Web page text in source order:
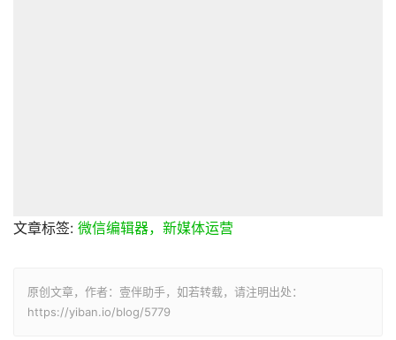
文章标签: 微信编辑器，新媒体运营
原创文章，作者：壹伴助手，如若转载，请注明出处：
https://yiban.io/blog/5779